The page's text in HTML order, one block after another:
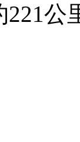
221公